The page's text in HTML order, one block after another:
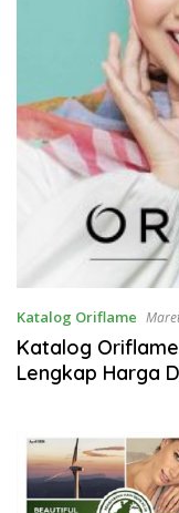
Katalog Oriflame
Katalog
Lengkap Harga